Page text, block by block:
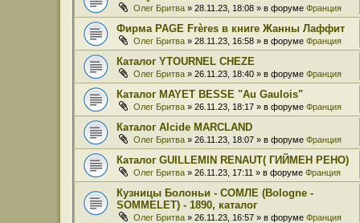
Олег Бритва » 28.11.23, 18:08 » в форуме Франция
Фирма PAGE Frères в книге Жанны Лаффит
Олег Бритва » 28.11.23, 16:58 » в форуме Франция
Каталог YTOURNEL CHEZE
Олег Бритва » 26.11.23, 18:40 » в форуме Франция
Каталог MAYET BESSE "Au Gaulois"
Олег Бритва » 26.11.23, 18:17 » в форуме Франция
Каталог Alcide MARCLAND
Олег Бритва » 26.11.23, 18:07 » в форуме Франция
Каталог GUILLEMIN RENAUT( ГИЙМЕН РЕНО)
Олег Бритва » 26.11.23, 17:11 » в форуме Франция
Кузницы Болоньи - СОМЛЕ (Bologne -
SOMMELET) - 1890, каталог
Олег Бритва » 26.11.23, 16:57 » в форуме Франция